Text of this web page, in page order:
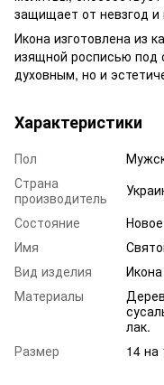
защищает от невзгод и
Икона изготовлена ​​из
изящной росписью под
духовным, но и
Характеристики
Пол
Страна
производитель
Состояние
Новое
Имя
Вид изделия
Икона
Материалы
лак.
Размер
14 на